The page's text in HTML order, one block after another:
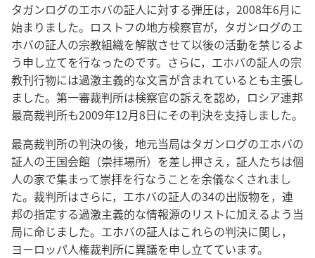
タガンログのエホバの証人に対する弾圧は，2008年6月に
始まりました。ロストフの地方検察官が，タガンログのエ
ホバの証人の宗教組織を解散させて以後の活動を禁じるよ
う申し立てを行なったのです。さらに，エホバの証人の宗
教刊行物には過激主義的な文言が含まれているとも主張し
ました。第一審裁判所は検察官の訴えを認め，ロシア連邦
最高裁判所も2009年12月8日にその判決を支持しました。
最高裁判所の判決の後，地元当局はタガンログのエホバの
証人の王国会館（崇拝場所）を差し押さえ，証人たちは個
人の家で集まって崇拝を行なうことを余儀なくされまし
た。裁判所はさらに，エホバの証人の34の出版物を，連
邦の指定する過激主義的な情報源のリストに加えるよう当
局に命じました。エホバの証人はこれらの判決に関し，
ヨーロッパ人権裁判所に異議を申し立てています。